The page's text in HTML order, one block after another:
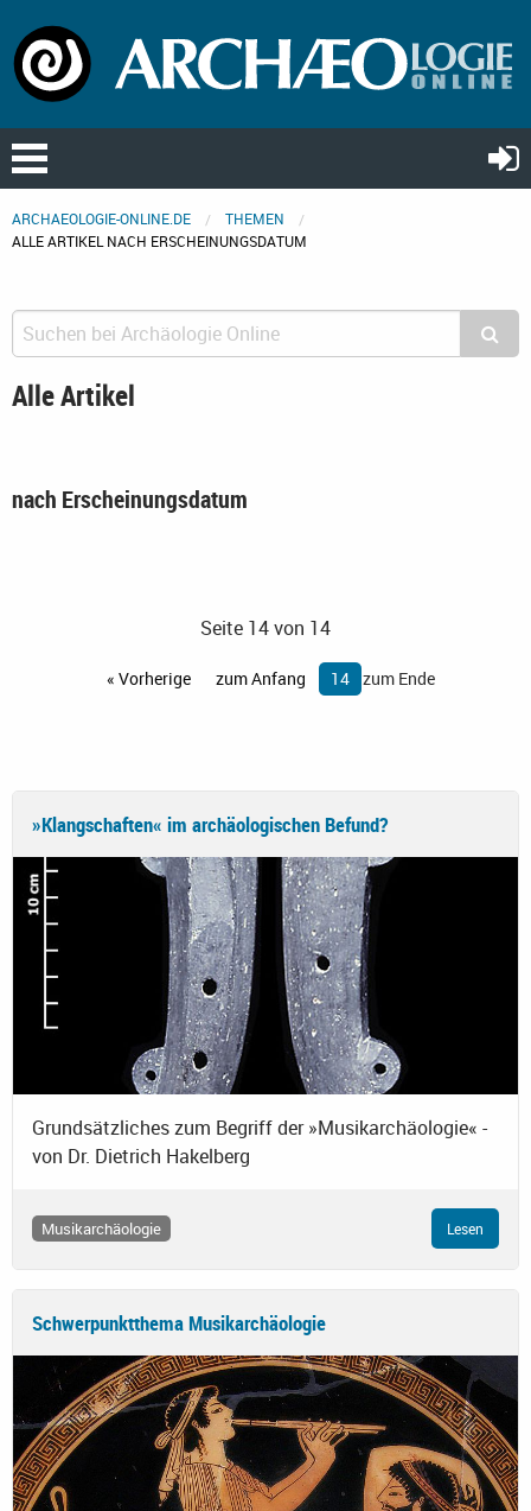
ARCHAEOLOGIE-ONLINE.DE
THEMEN
ALLE ARTIKEL NACH ERSCHEINUNGSDATUM
Alle Artikel
nach Erscheinungsdatum
Seite 14 von 14
« Vorherige zum Anfang 14 zum Ende
»Klangschaften« im archäologischen Befund?
Grundsätzliches zum Begriff der »Musikarchäologie« -
von Dr. Dietrich Hakelberg
Musikarchäologie Lesen
Schwerpunktthema Musikarchäologie